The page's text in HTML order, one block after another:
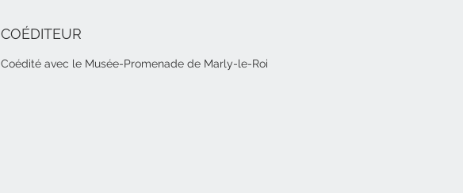
COÉDITEUR
Coédité avec le Musée-Promenade de Marly-le-Roi